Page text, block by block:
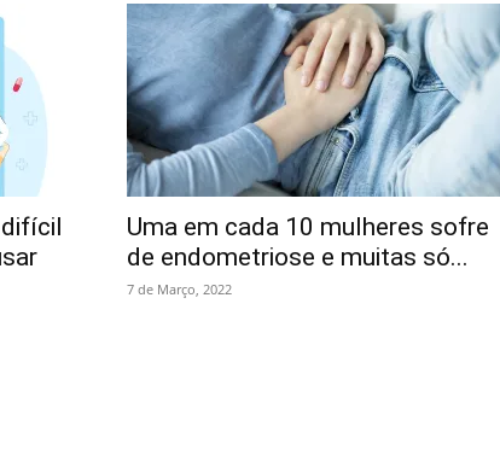
Uma em cada 10 mulheres sofre
de endometriose e muitas só...
7 de Março, 2022